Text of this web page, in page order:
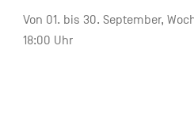
Von 01. bis 30. September,
18:00 Uhr